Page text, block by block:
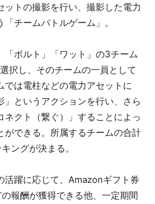
ットの撮影を行い、撮影した電力
チームバトルゲーム」。
「ボルト」「ワット」の3チーム
択し、そのチームの一員として
は電柱などの電力アセットに
」というアクションを行い、さら
ネクト（繋ぐ）」することによっ
ができる。所属するチームの合計
ングが決まる。
活躍に応じて、Amazonギフト券
報酬が獲得できる他、一定期間